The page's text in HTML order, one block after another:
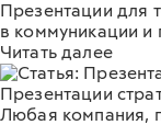
Презентации для
в коммуникации
Читать далее
Презентации
Любая компания,